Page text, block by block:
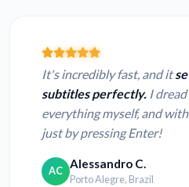
It's incredibly fast, and it
subtitles perfectly. I
everything myself, and
just by pressing Enter!
AC Alessandro C.
Porto Alegre, Brazil